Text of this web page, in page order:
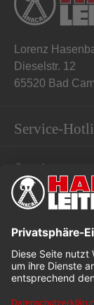
Lorenz
Dieselstr. 12
65520 Bad
Service-
Service
* Alle